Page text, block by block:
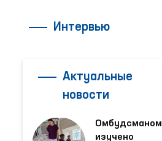
Интервью
Актуальные
новости
Омбудсманом
изучено